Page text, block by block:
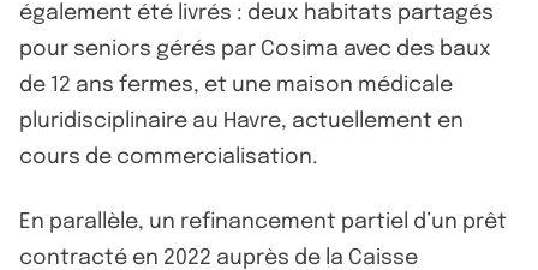
également été livrés : deux habitats partagés
pour seniors gérés par Cosima avec des baux
de 12 ans fermes, et une maison médicale
pluridisciplinaire au Havre, actuellement en
cours de commercialisation.
En parallèle, un refinancement partiel d’un prêt
contracté en 2022 auprès de la Caisse